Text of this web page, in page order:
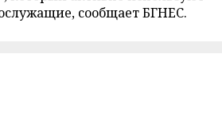
сообщает БГНЕС.